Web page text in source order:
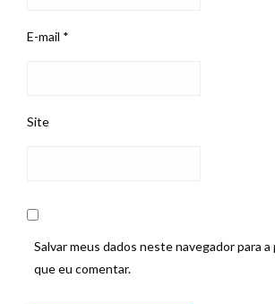
E-mail *
Site
Salvar meus dados neste navegador para a
que eu comentar.